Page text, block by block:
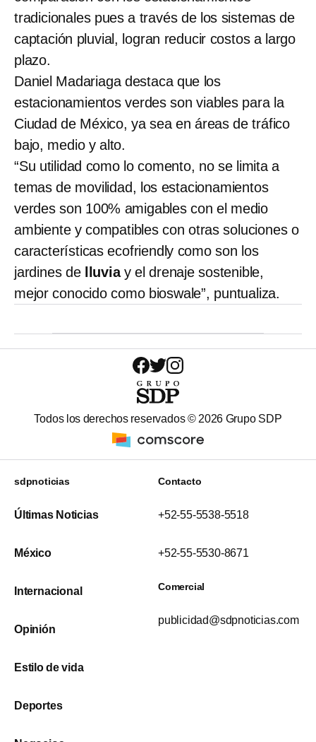
tradicionales pues a través de los sistemas de
captación pluvial, logran reducir costos a largo
plazo.
Daniel Madariaga destaca que los
estacionamientos verdes son viables para la
Ciudad de México, ya sea en áreas de tráfico
bajo, medio y alto.
“Su utilidad como lo comento, no se limita a
temas de movilidad, los estacionamientos
verdes son 100% amigables con el medio
ambiente y compatibles con otras soluciones o
características ecofriendly como son los
jardines de
lluviay el drenaje sostenible,
mejor conocido como bioswale”, puntualiza.
Todos los derechos reservados © 2026 Grupo SDP
sdpnoticias
Últimas Noticias
México
Internacional
Opinión
Estilo de vida
Deportes
Contacto
+52-55-5538-5518
+52-55-5530-8671
Comercial
publicidad@sdpnoticias.com